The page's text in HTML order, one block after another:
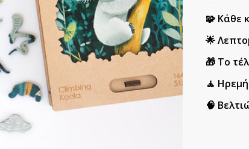
🧩 Κάθε
🌟
🎁 Το
🧘
🧠